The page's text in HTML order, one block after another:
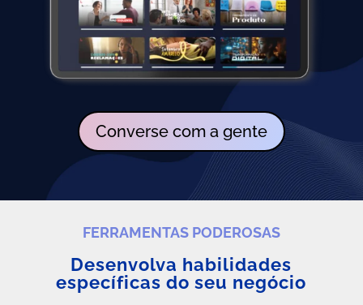
Converse com a gente
FERRAMENTAS PODEROSAS
Desenvolva habilidades
específicas do seu negócio